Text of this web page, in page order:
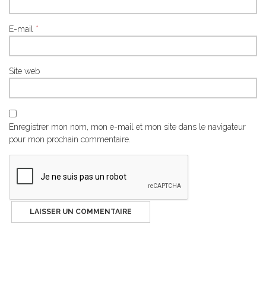
E-mail *
Site web
Enregistrer mon nom, mon e-mail et mon site dans le navigateur
pour mon prochain commentaire.